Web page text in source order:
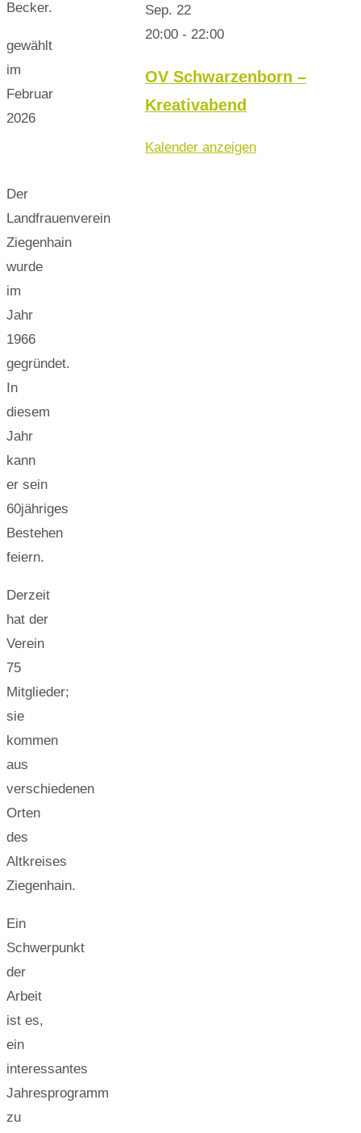
Becker.
gewählt
im
Februar
2026
Der
Landfrauenverein
Ziegenhain
wurde
im
Jahr
1966
gegründet.
In
diesem
Jahr
kann
er sein
60jähriges
Bestehen
feiern.
Derzeit
hat der
Verein
75
Mitglieder;
sie
kommen
aus
verschiedenen
Orten
des
Altkreises
Ziegenhain.
Ein
Schwerpunkt
der
Arbeit
ist es,
ein
interessantes
Jahresprogramm
zu
Sep. 22
20:00 - 22:00
OV Schwarzenborn –
Kreativabend
Kalender anzeigen